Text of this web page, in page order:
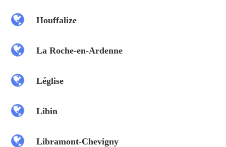
Houffalize
La Roche-en-Ardenne
Léglise
Libin
Libramont-Chevigny